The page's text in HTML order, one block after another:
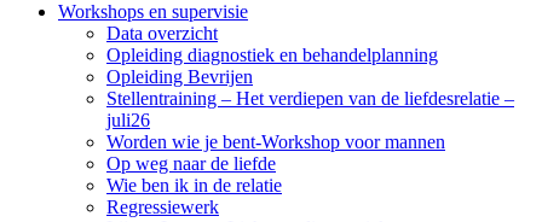
Workshops en supervisie
Data overzicht
Opleiding diagnostiek en behandelplanning
Opleiding Bevrijen
Stellentraining – Het verdiepen van de liefdesrelatie –
juli26
Worden wie je bent-Workshop voor mannen
Op weg naar de liefde
Wie ben ik in de relatie
Regressiewerk